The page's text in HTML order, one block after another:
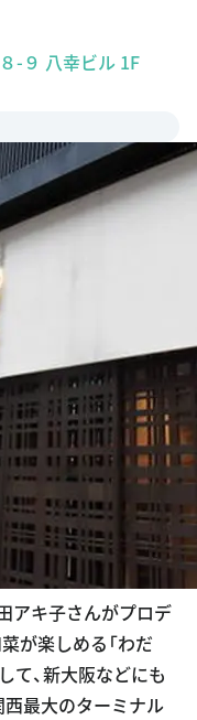
-９ 八幸ビル 1F
アキ子さんがプロデ
が楽しめる「わだ
て、新大阪などにも
西最大のターミナル